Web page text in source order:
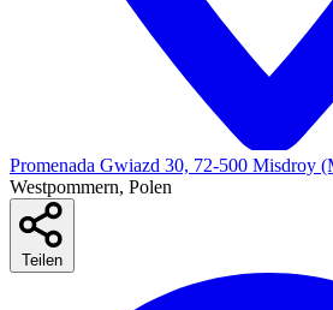
Promenada Gwiazd 30, 72-500 Misdroy
Westpommern, Polen
Teilen